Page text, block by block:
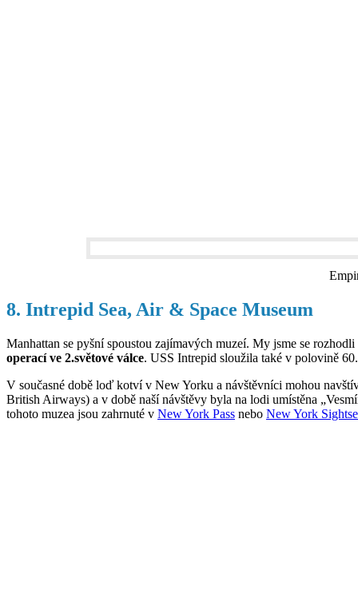
8. Intrepid Sea, Air & Space Museum
Manhattan se pyšní spoustou zajímavých muzeí. My jsme se
operací ve 2.světové válce. USS Intrepid sloužila také v polovině
V současné době loď kotví v New Yorku a návštěvníci mohou
British Airways) a v době naší návštěvy byla na lodi umístěna
tohoto muzea jsou zahrnuté v New York Pass nebo New York